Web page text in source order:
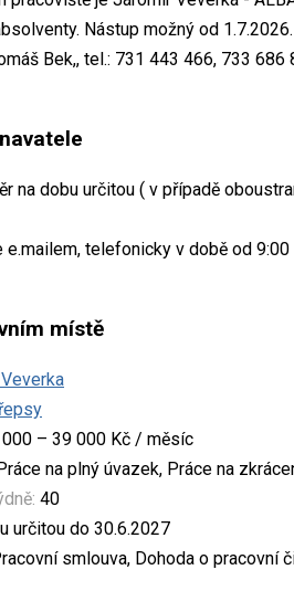
Nástup možný od
Bek,, tel.: 731 443 466, 733
na dobu určitou ( v případě
telefonicky v době od
místě
– 39 000 Kč / měsíc
na plný úvazek, Práce na
40
určitou do 30.6.2027
smlouva, Dohoda o pracovní